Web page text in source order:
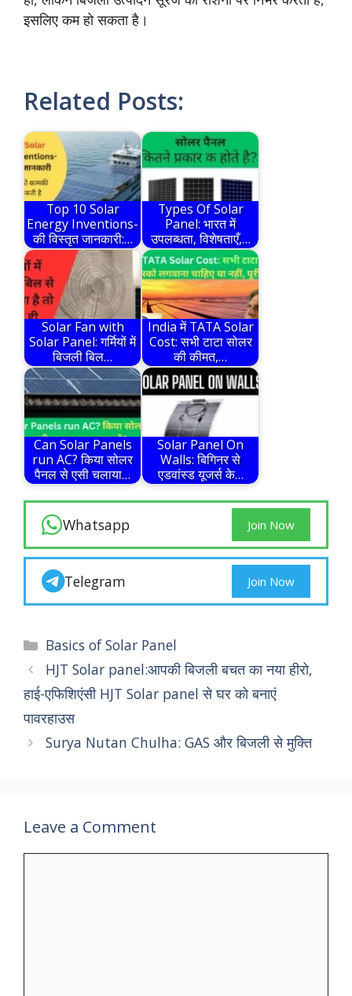
इसलिए कम हो सकता है।
Related Posts:
Top 10 Solar
Energy Inventions-
की विस्तृत जानकारी:…
Types Of Solar
Panel: भारत में
उपलब्धता, विशेषताएँ,…
Solar Fan with
Solar Panel: गर्मियों में
बिजली बिल…
India में TATA Solar
Cost: सभी टाटा सोलर
की कीमत,…
Can Solar Panels
run AC? किया सोलर
पैनल से एसी चलाया…
Solar Panel On
Walls: बिगिनर से
एडवांस्ड यूजर्स के…
Whatsapp Join Now
Telegram Join Now
Categories
Basics of Solar Panel
HJT Solar panel:आपकी बिजली बचत का नया हीरो,
हाई-एफिशिएंसी HJT Solar panel से घर को बनाएं
पावरहाउस
Surya Nutan Chulha: GAS और बिजली से मुक्ति
Leave a Comment